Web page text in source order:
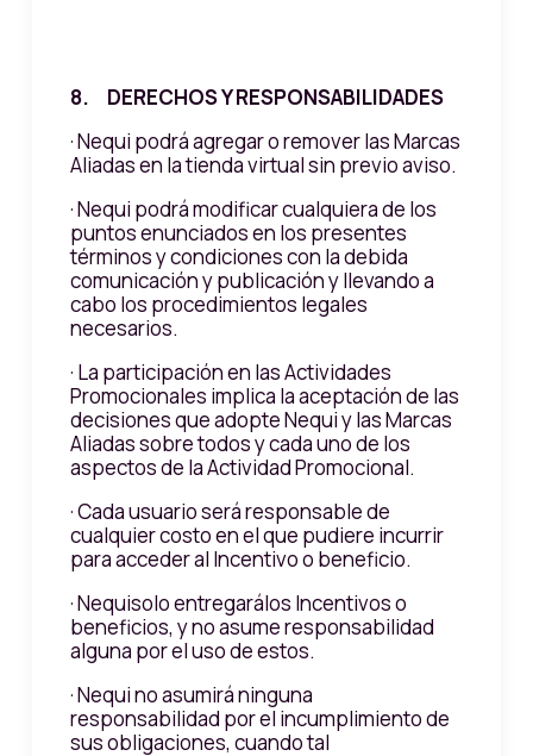
8. DERECHOS Y RESPONSABILIDADES
· Nequi podrá agregar o remover las Marcas
Aliadas en la tienda virtual sin previo aviso.
· Nequi podrá modificar cualquiera de los
puntos enunciados en los presentes
términos y condiciones con la debida
comunicación y publicación y llevando a
cabo los procedimientos legales
necesarios.
· La participación en las Actividades
Promocionales implica la aceptación de las
decisiones que adopte Nequi y las Marcas
Aliadas sobre todos y cada uno de los
aspectos de la Actividad Promocional.
· Cada usuario será responsable de
cualquier costo en el que pudiere incurrir
para acceder al Incentivo o beneficio.
· Nequisolo entregarálos Incentivos o
beneficios, y no asume responsabilidad
alguna por el uso de estos.
· Nequi no asumirá ninguna
responsabilidad por el incumplimiento de
sus obligaciones, cuando tal